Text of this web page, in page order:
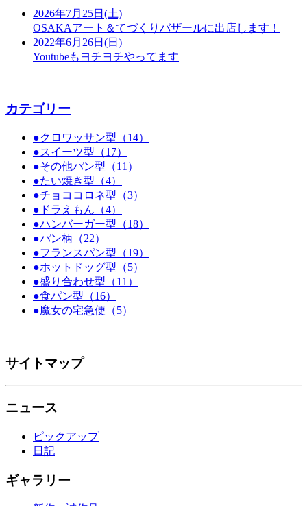
2026年7月25日(土)
OSAKAアート＆てづくりバザールに出店します！
2022年6月26日(日)
Youtubeもヨチヨチやってます
カテゴリー
●クロワッサン型（14）
●スイーツ型（17）
●その他パン型（11）
●たい焼き型（4）
●チョココロネ型（3）
●ドラえもん（4）
●ハンバーガー型（18）
●パン柄（22）
●フランスパン型（19）
●ホットドッグ型（5）
●盛り合わせ型（11）
●食パン型（16）
●魔女の宅急便（5）
サイトマップ
ニュース
ピックアップ
日記
ギャラリー